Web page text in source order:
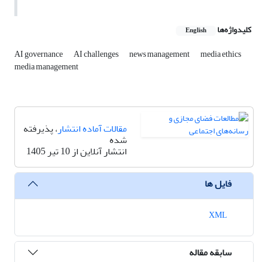
کلیدواژه‌ها English
AI governance AI challenges news management media ethics
media management
مقالات آماده انتشار، پذیرفته
شده
انتشار آنلاین از 10 تیر 1405
فایل ها
سابقه مقاله